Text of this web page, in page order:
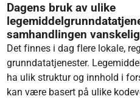
Dagens bruk av ulike
samhandlingen vanskelig
Det finnes i dag flere lokale,
grunndatatjenester.
ha ulik struktur og innhold i
kan være basert på ulike